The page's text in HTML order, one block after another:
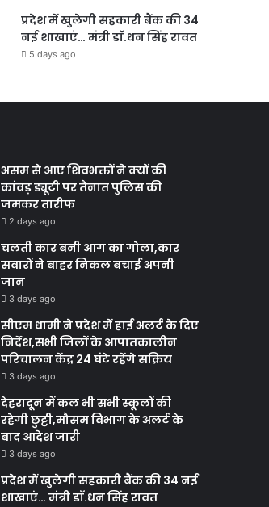
प्रदेश में खुलेगी सहकारी बैंक की 34
नई शाखाएं… मंत्री डाॅ.धन सिंह रावत
5 days ago
असम से आए शिवभक्तों ने क्यों की
कांवड़ ड्यूटी पर तैनात पुलिस की
जमकर तारीफ
2 days ago
चलती कार बनी आग का गोला,कार
सवारों ने बाहर निकल बचाई अपनी
जान
3 days ago
सीएम धामी ने प्रदेश में हाई अलर्ट के दिए
निर्देश,सभी जिलों के आपातकालीन
परिचालन केंद्र 24 घंटे रहेंगे सक्रिय
3 days ago
देहरादून में कल भी सभी स्कूलों की
रहेगी छुट्टी,मौसम विभाग के अलर्ट के
बाद आदेश जारी
3 days ago
प्रदेश में खुलेगी सहकारी बैंक की 34 नई
शाखाएं… मंत्री डाॅ.धन सिंह रावत